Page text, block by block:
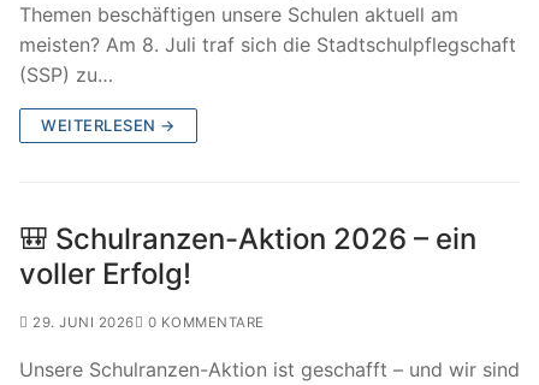
Themen beschäftigen unsere Schulen aktuell am
meisten? Am 8. Juli traf sich die Stadtschulpflegschaft
(SSP) zu…
WEITERLESEN →
🎒 Schulranzen-Aktion 2026 – ein
voller Erfolg!
29. JUNI 2026 0 KOMMENTARE
Unsere Schulranzen-Aktion ist geschafft – und wir sind